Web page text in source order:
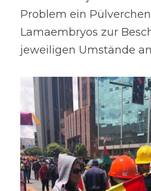
Problem ein
Lamaembryos zur
jeweiligen Umstände